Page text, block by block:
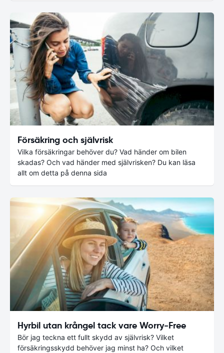
Försäkring och självrisk
Vilka försäkringar behöver du? Vad händer om bilen
skadas? Och vad händer med självrisken? Du kan läsa
allt om detta på denna sida
Hyrbil utan krångel tack vare Worry-Free
Bör jag teckna ett fullt skydd av självrisk? Vilket
försäkringsskydd behöver jag minst ha? Och vilket